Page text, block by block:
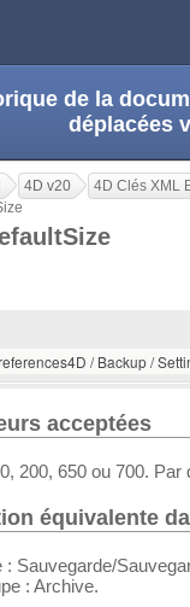
de la
déplacées
4D v20
4D Clés XML
/ Backup /
acceptées
200, 650 ou 700. Par
équivalente
: Sauvegarde/
: Archive.